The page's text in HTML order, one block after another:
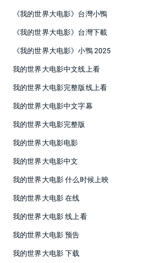
《我的世界大电影》台灣小鴨
《我的世界大电影》台灣下載
《我的世界大电影》小鴨 2025
我的世界大电影中文线上看
我的世界大电影完整版线上看
我的世界大电影中文字幕
我的世界大电影完整版
我的世界大电影电影
我的世界大电影中文
我的世界大电影 什么时候上映
我的世界大电影 在线
我的世界大电影 线上看
我的世界大电影 预告
我的世界大电影 下载